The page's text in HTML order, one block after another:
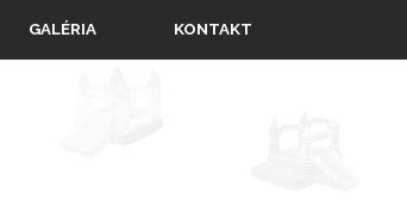
▼
GALÉRIA KONTAKT